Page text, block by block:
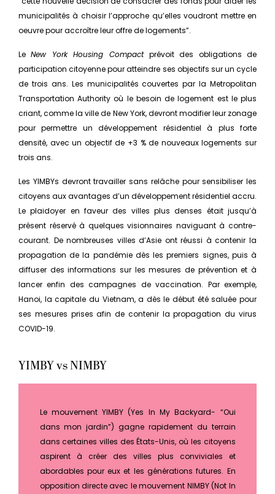
municipalités à choisir l’approche qu’elles voudront mettre en
oeuvre pour accroître leur offre de logements”.
LeNew York Housing Compact prévoit des obligations de
participation citoyenne pour atteindre ses objectifs sur un cycle
de trois ans. Les municipalités couvertes par la Metropolitan
Transportation Authority où le besoin de logement est le plus
criant, comme la ville de New York, devront modifier leur zonage
pour permettre un développement résidentiel à plus forte
densité, avec un objectif de +3 % de nouveaux logements sur
trois ans.
Les YIMBYs devront travailler sans relâche pour sensibiliser les
citoyens aux avantages d’un développement résidentiel accru.
Le plaidoyer en faveur des villes plus denses était jusqu’à
présent réservé à quelques visionnaires naviguant à contre-
courant. De nombreuses villes d’Asie ont réussi à contenir la
propagation de la pandémie dès les premiers signes, puis à
diffuser des informations sur les mesures de prévention et à
lancer enfin des campagnes de vaccination. Par exemple,
Hanoi, la capitale du Vietnam, a dès le début été saluée pour
ses mesures prises afin de contenir la propagation du virus
COVID-19.
YIMBY vs NIMBY
Le mouvement YIMBY (Yes In My Backyard- “Oui
dans mon jardin”) gagne rapidement du terrain
dans certaines villes des États-Unis, où les citoyens
aspirent à créer des villes plus conviviales et
abordables pour eux et les générations futures. En
opposition directe avec le mouvement NIMBY (Not In